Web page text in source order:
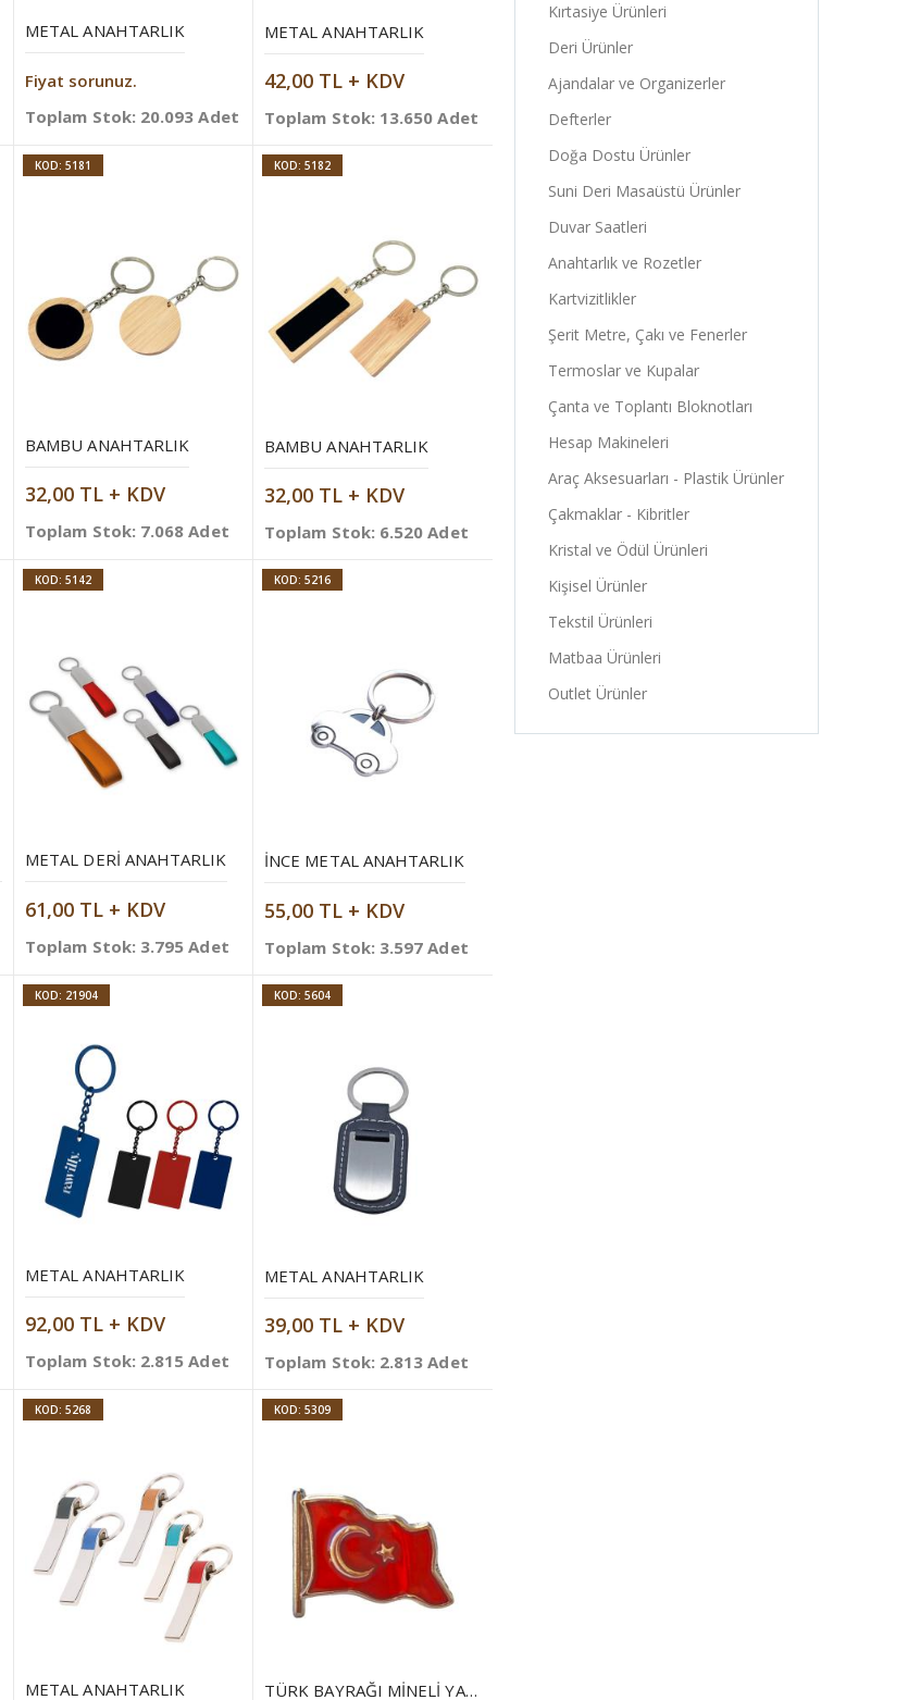
METAL ANAHTARLIK
Fiyat sorunuz.
Toplam Stok: 20.093 Adet
METAL ANAHTARLIK
42,00 TL + KDV
Toplam Stok: 13.650 Adet
KOD: 5181
BAMBU ANAHTARLIK
32,00 TL + KDV
Toplam Stok: 7.068 Adet
KOD: 5182
BAMBU ANAHTARLIK
32,00 TL + KDV
Toplam Stok: 6.520 Adet
KOD: 5142
METAL DERI ANAHTARLIK
61,00 TL + KDV
Toplam Stok: 3.795 Adet
KOD: 5216
İNCE METAL ANAHTARLIK
55,00 TL + KDV
Toplam Stok: 3.597 Adet
KOD: 21904
METAL ANAHTARLIK
92,00 TL + KDV
Toplam Stok: 2.815 Adet
KOD: 5604
METAL ANAHTARLIK
39,00 TL + KDV
Toplam Stok: 2.813 Adet
KOD: 5268
METAL ANAHTARLIK
KOD: 5309
TÜRK BAYRAĞI MINELI YAKA ROZETI (İĞNELI)
Kırtasiye Ürünleri
Deri Ürünler
Ajandalar ve Organizerler
Defterler
Doğa Dostu Ürünler
Suni Deri Masaüstü Ürünler
Duvar Saatleri
Anahtarlık ve Rozetler
Kartvizitlikler
Şerit Metre, Çakı ve Fenerler
Termoslar ve Kupalar
Çanta ve Toplantı Bloknotları
Hesap Makineleri
Araç Aksesuarları - Plastik Ürünler
Çakmaklar - Kibritler
Kristal ve Ödül Ürünleri
Kişisel Ürünler
Tekstil Ürünleri
Matbaa Ürünleri
Outlet Ürünler